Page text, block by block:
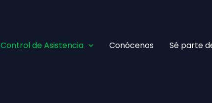
Control de Asistencia Conócenos Sé parte